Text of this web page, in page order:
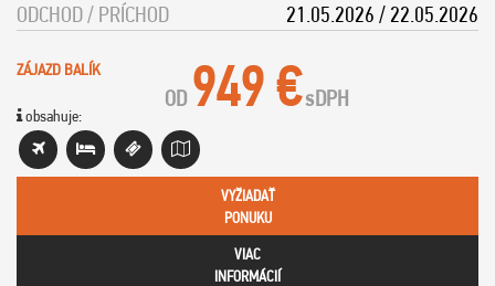
ODCHOD / PRÍCHOD
21.05.2026 / 22.05.2026
ZÁJAZD BALÍK
obsahuje:
OD 949 €sDPH
VYŽIADAŤ
PONUKU
VIAC
INFORMÁCIÍ